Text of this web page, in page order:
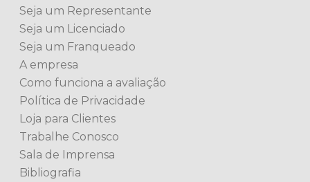
Seja um Representante
Seja um Licenciado
Seja um Franqueado
A empresa
Como funciona a avaliação
Política de Privacidade
Loja para Clientes
Trabalhe Conosco
Sala de Imprensa
Bibliografia